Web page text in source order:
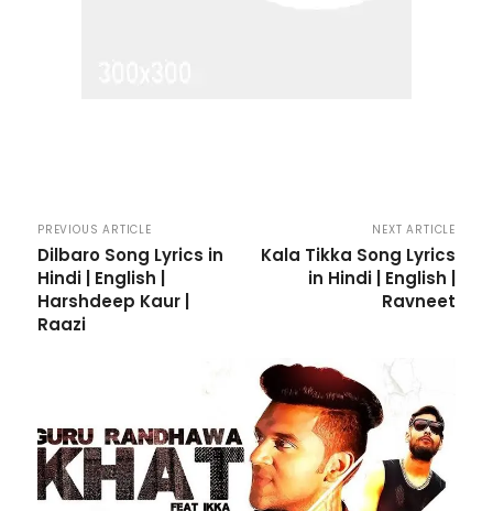
PREVIOUS ARTICLE
Dilbaro Song Lyrics in
Hindi | English |
Harshdeep Kaur |
Raazi
NEXT ARTICLE
Kala Tikka Song Lyrics
in Hindi | English |
Ravneet